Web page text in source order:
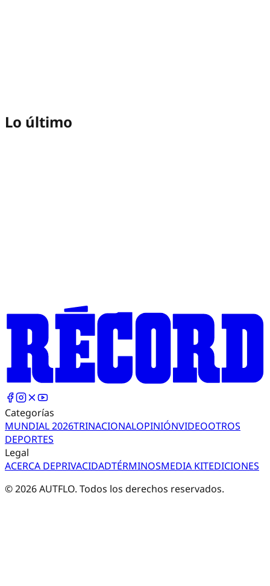
Lo último
Categorías
MUNDIAL 2026TRINACIONALOPINIÓNVIDEOOTROS
DEPORTES
Legal
ACERCA DEPRIVACIDADTÉRMINOSMEDIA KITEDICIONES
©2026AUTFLO. Todos los derechos reservados.